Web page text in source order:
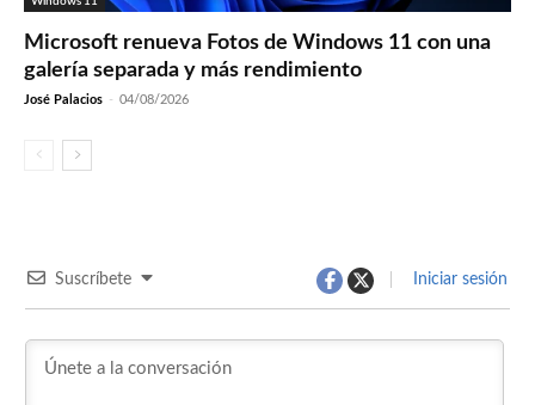
Microsoft renueva Fotos de Windows 11 con una
galería separada y más rendimiento
José Palacios - 04/08/2026
Suscríbete Iniciar sesión